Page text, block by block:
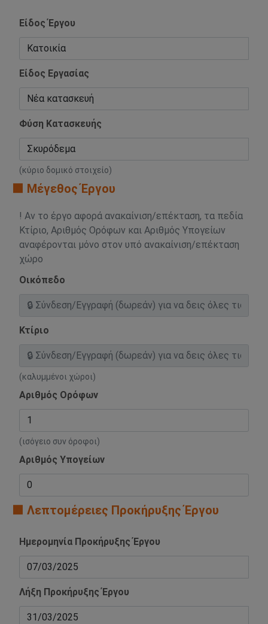
Είδος Έργου
Είδος Εργασίας
Φύση Κατασκευής
(κύριο δομικό στοιχείο)
🟧 Μέγεθος Έργου
! Αν το έργο αφορά ανακαίνιση/επέκταση, τα πεδία
Κτίριο, Αριθμός Ορόφων και Αριθμός Υπογείων
αναφέρονται μόνο στον υπό ανακαίνιση/επέκταση
χώρο
Οικόπεδο
Κτίριο
(καλυμμένοι χώροι)
Αριθμός Ορόφων
(ισόγειο συν όροφοι)
Αριθμός Υπογείων
🟧 Λεπτομέρειες Προκήρυξης Έργου
Ημερομηνία Προκήρυξης Έργου
Λήξη Προκήρυξης Έργου